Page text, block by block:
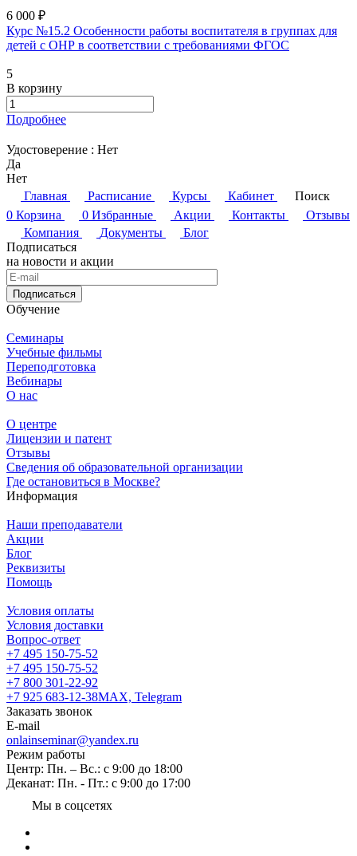
6 000 ₽
Курс №15.2 Особенности работы воспитателя в группах для
детей с ОНР в соответствии с требованиями ФГОС
5
В корзину
Подробнее
Удостоверение : Нет
Да
Нет
Главная
Расписание Курсы Кабинет
Поиск
0 Корзина 0 Избранные Акции Контакты
Отзывы
Компания
Документы
Блог
Подписаться
на новости и акции
Подписаться
Обучение
Семинары
Учебные фильмы
Переподготовка
Вебинары
О нас
О центре
Лицензии и патент
Отзывы
Сведения об образовательной организации
Где остановиться в Москве?
Информация
Наши преподаватели
Акции
Блог
Реквизиты
Помощь
Условия оплаты
Условия доставки
Вопрос-ответ
+7 495 150-75-52
+7 495 150-75-52
+7 800 301-22-92
+7 925 683-12-38MAX, Telegram
Заказать звонок
E-mail
onlainseminar@yandex.ru
Режим работы
Центр: Пн. – Вс.: с 9:00 до 18:00
Деканат: Пн. - Пт.: с 9:00 до 17:00
Мы в соцсетях